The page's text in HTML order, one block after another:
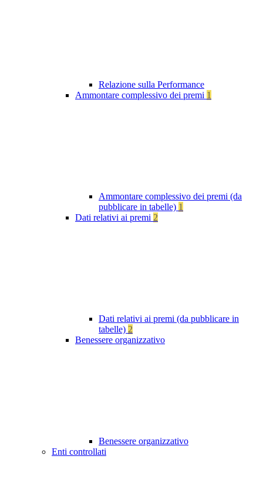
Relazione sulla Performance
Ammontare complessivo dei premi 1
Ammontare complessivo dei premi (da
pubblicare in tabelle) 1
Dati relativi ai premi 2
Dati relativi ai premi (da pubblicare in
tabelle) 2
Benessere organizzativo
Benessere organizzativo
Enti controllati